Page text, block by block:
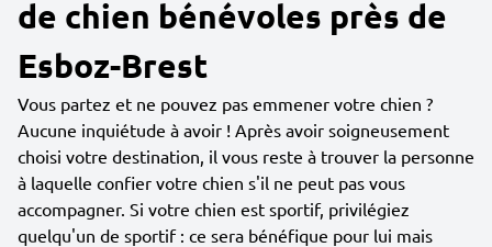
de chien bénévoles près de
Esboz-Brest
Vous partez et ne pouvez pas emmener votre chien ?
Aucune inquiétude à avoir ! Après avoir soigneusement
choisi votre destination, il vous reste à trouver la personne
à laquelle confier votre chien s'il ne peut pas vous
accompagner. Si votre chien est sportif, privilégiez
quelqu'un de sportif : ce sera bénéfique pour lui mais